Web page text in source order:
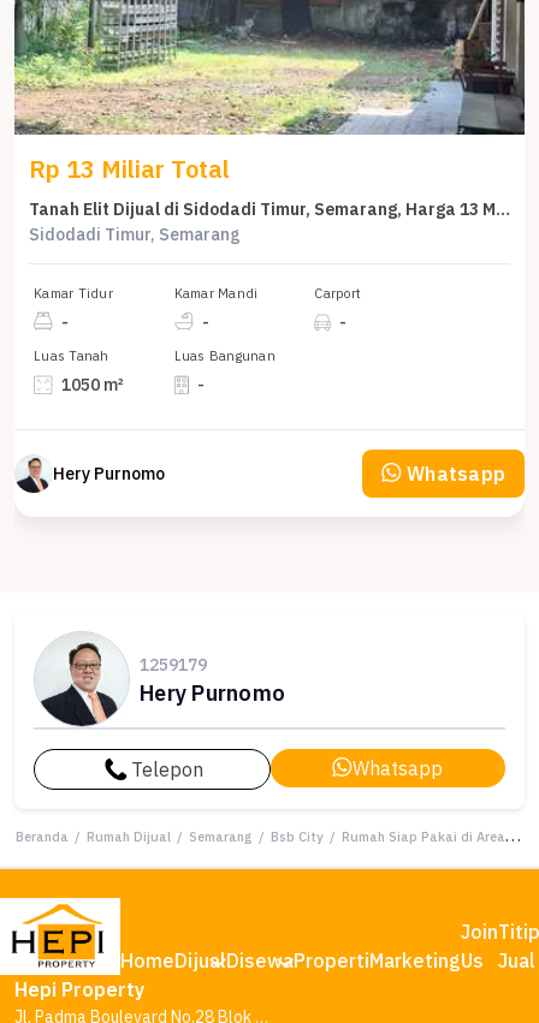
Rp 13 Miliar Total
Tanah Elit Dijual di Sidodadi Timur, Semarang, Harga 13 Miliar
Sidodadi Timur, Semarang
Kamar Tidur
-
Kamar Mandi
-
Carport
-
Luas Tanah
1050 m²
Luas Bangunan
-
Hery Purnomo Whatsapp
1259179
Hery Purnomo
Telepon Whatsapp
Beranda / Rumah Dijual / Semarang / Bsb City / Rumah Siap Pakai di Area BSB City, Semarang, LT 120m²
HomeDijualDisewaPropertiMarketing
Join
Us
Jual
Hepi Property
Jl. Padma Boulevard No.28 Blok AA1, Tambakharjo, Kec. Semarang Barat, Kota Semarang, Jawa Tengah 50145